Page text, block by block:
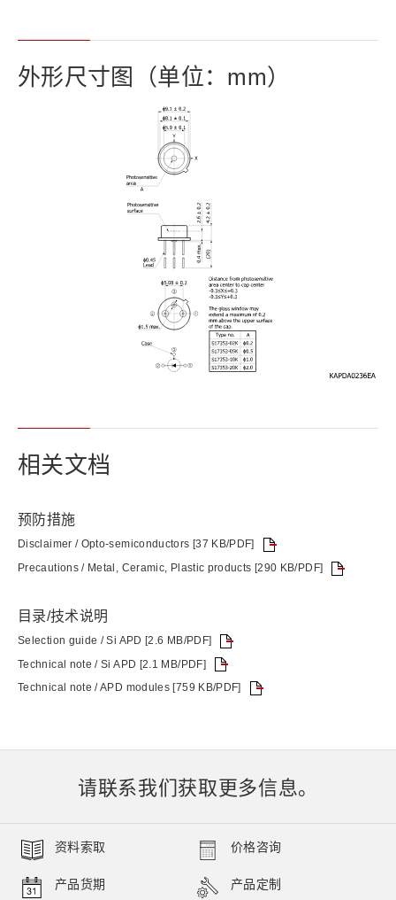
外形尺寸图（单位：mm）
相关文档
预防措施
Disclaimer / Opto-semiconductors [37 KB/PDF]
Precautions / Metal, Ceramic, Plastic products [290 KB/PDF]
目录/技术说明
Selection guide / Si APD [2.6 MB/PDF]
Technical note / Si APD [2.1 MB/PDF]
Technical note / APD modules [759 KB/PDF]
请联系我们获取更多信息。
资料索取 价格咨询
产品货期 产品定制